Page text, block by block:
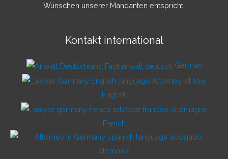
Wünschen unserer Mandanten entspricht.
Kontakt international
German
English
French